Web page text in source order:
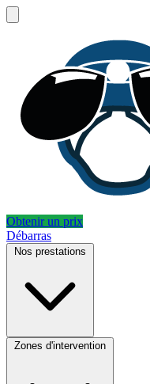
Obtenir un prix
Débarras
Nos prestations
Zones d'intervention